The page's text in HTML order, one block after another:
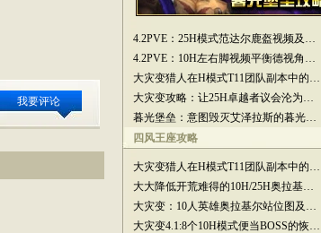
我要评论
4.2PVE：25H模式范达尔鹿盔视频及…
4.2PVE：10H左右脚视频平衡德视角…
大灾变猎人在H模式T11团队副本中的…
大灾变攻略：让25H卓越者议会沦为…
暮光堡垒：意图毁灭艾泽拉斯的暮光…
四风王座攻略
大灾变猎人在H模式T11团队副本中的…
大大降低开荒难得的10H/25H奥拉基…
大灾变：10人英雄奥拉基尔站位图及…
大灾变4.1:8个10H模式便当BOSS的恢…